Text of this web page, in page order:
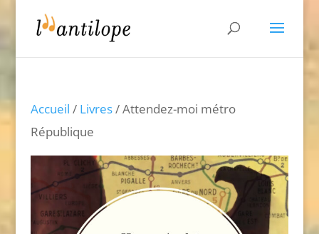
Accueil / Livres/ Attendez-moi métro
République